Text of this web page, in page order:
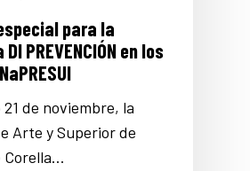
para la
PREVENCIÓN en los
21 de noviembre, la
Arte y Superior de
Corella…